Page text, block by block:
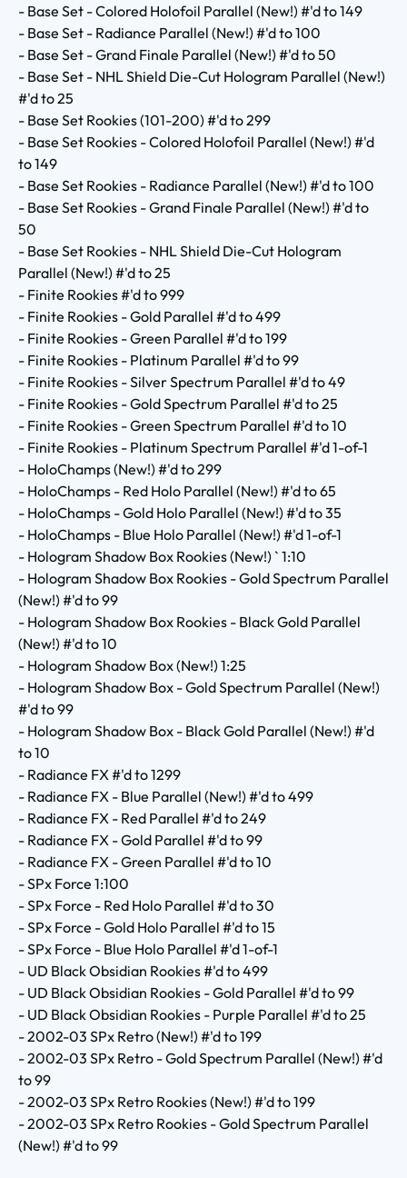
- Base Set - Colored Holofoil Parallel (New!) #'d to 149
- Base Set - Radiance Parallel (New!) #'d to 100
- Base Set - Grand Finale Parallel (New!) #'d to 50
- Base Set - NHL Shield Die-Cut Hologram Parallel (New!)
#'d to 25
- Base Set Rookies (101-200) #'d to 299
- Base Set Rookies - Colored Holofoil Parallel (New!) #'d
to 149
- Base Set Rookies - Radiance Parallel (New!) #'d to 100
- Base Set Rookies - Grand Finale Parallel (New!) #'d to
50
- Base Set Rookies - NHL Shield Die-Cut Hologram
Parallel (New!) #'d to 25
- Finite Rookies #'d to 999
- Finite Rookies - Gold Parallel #'d to 499
- Finite Rookies - Green Parallel #'d to 199
- Finite Rookies - Platinum Parallel #'d to 99
- Finite Rookies - Silver Spectrum Parallel #'d to 49
- Finite Rookies - Gold Spectrum Parallel #'d to 25
- Finite Rookies - Green Spectrum Parallel #'d to 10
- Finite Rookies - Platinum Spectrum Parallel #'d 1-of-1
- HoloChamps (New!) #'d to 299
- HoloChamps - Red Holo Parallel (New!) #'d to 65
- HoloChamps - Gold Holo Parallel (New!) #'d to 35
- HoloChamps - Blue Holo Parallel (New!) #'d 1-of-1
- Hologram Shadow Box Rookies (New!) ` 1:10
- Hologram Shadow Box Rookies - Gold Spectrum Parallel
(New!) #'d to 99
- Hologram Shadow Box Rookies - Black Gold Parallel
(New!) #'d to 10
- Hologram Shadow Box (New!) 1:25
- Hologram Shadow Box - Gold Spectrum Parallel (New!)
#'d to 99
- Hologram Shadow Box - Black Gold Parallel (New!) #'d
to 10
- Radiance FX #'d to 1299
- Radiance FX - Blue Parallel (New!) #'d to 499
- Radiance FX - Red Parallel #'d to 249
- Radiance FX - Gold Parallel #'d to 99
- Radiance FX - Green Parallel #'d to 10
- SPx Force 1:100
- SPx Force - Red Holo Parallel #'d to 30
- SPx Force - Gold Holo Parallel #'d to 15
- SPx Force - Blue Holo Parallel #'d 1-of-1
- UD Black Obsidian Rookies #'d to 499
- UD Black Obsidian Rookies - Gold Parallel #'d to 99
- UD Black Obsidian Rookies - Purple Parallel #'d to 25
- 2002-03 SPx Retro (New!) #'d to 199
- 2002-03 SPx Retro - Gold Spectrum Parallel (New!) #'d
to 99
- 2002-03 SPx Retro Rookies (New!) #'d to 199
- 2002-03 SPx Retro Rookies - Gold Spectrum Parallel
(New!) #'d to 99